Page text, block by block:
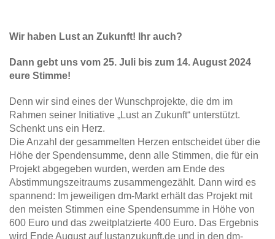
Wir haben Lust an Zukunft! Ihr auch?
Dann gebt uns vom 25. Juli bis zum 14. August 2024
eure Stimme!
Denn wir sind eines der Wunschprojekte, die dm im
Rahmen seiner Initiative „Lust an Zukunft“ unterstützt.
Schenkt uns ein Herz.
Die Anzahl der gesammelten Herzen entscheidet über die
Höhe der Spendensumme, denn alle Stimmen, die für ein
Projekt abgegeben wurden, werden am Ende des
Abstimmungszeitraums zusammengezählt. Dann wird es
spannend: Im jeweiligen dm-Markt erhält das Projekt mit
den meisten Stimmen eine Spendensumme in Höhe von
600 Euro und das zweitplatzierte 400 Euro. Das Ergebnis
wird Ende August auf lustanzukunft.de und in den dm-